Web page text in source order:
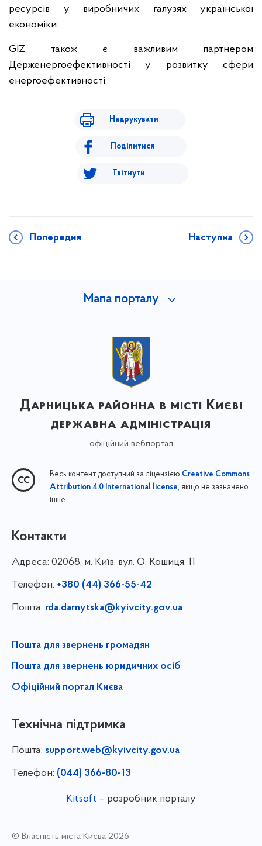
ресурсів у виробничих галузях української
економіки.
GIZ також є важливим партнером
Держенергоефективності у розвитку сфери
енергоефективності.
Надрукувати
Поділитися
Твітнути
Попередня Наступна
Мапа порталу
Дарницька районна в місті Києві
державна адміністрація
офіційний вебпортал
Весь контент доступний за ліцензією Creative Commons
Attribution 4.0 International license, якщо не зазначено
інше
Контакти
Адреса: 02068, м. Київ, вул. О. Кошиця, 11
Телефон: +380 (44) 366-55-42
Пошта: rda.darnytska@kyivcity.gov.ua
Пошта для звернень громадян
Пошта для звернень юридичних осіб
Офіційний портал Києва
Технічна підтримка
Пошта: support.web@kyivcity.gov.ua
Телефон: (044) 366-80-13
Kitsoft – розробник порталу
© Власність міста Києва 2026